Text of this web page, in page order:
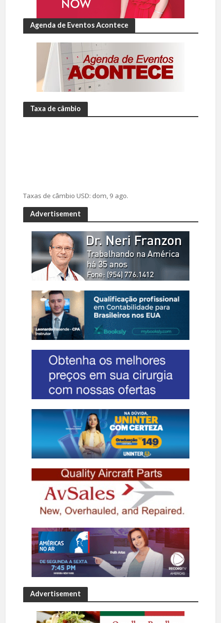
Agenda de Eventos Acontece
Taxa de câmbio
Taxas de câmbio USD: dom, 9 ago.
Advertisement
Advertisement